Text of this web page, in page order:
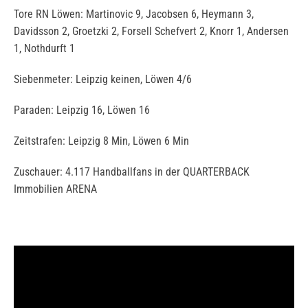
Tore RN Löwen: Martinovic 9, Jacobsen 6, Heymann 3,
Davidsson 2, Groetzki 2, Forsell Schefvert 2, Knorr 1, Andersen
1, Nothdurft 1
Siebenmeter: Leipzig keinen, Löwen 4/6
Paraden: Leipzig 16, Löwen 16
Zeitstrafen: Leipzig 8 Min, Löwen 6 Min
Zuschauer: 4.117 Handballfans in der QUARTERBACK
Immobilien ARENA